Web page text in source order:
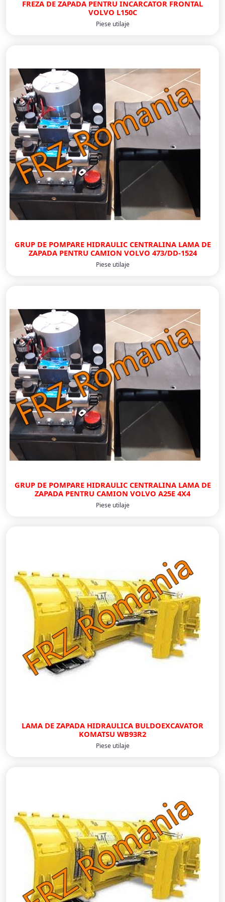
FREZA DE ZAPADA PENTRU INCARCATOR FRONTAL
VOLVO L150C
Piese utilaje
GRUP DE POMPARE HIDRAULIC CENTRALINA LAMA DE
ZAPADA PENTRU CAMION VOLVO 473/DD-1524
Piese utilaje
GRUP DE POMPARE HIDRAULIC CENTRALINA LAMA DE
ZAPADA PENTRU CAMION VOLVO A25E 4X4
Piese utilaje
LAMA DE ZAPADA HIDRAULICA BULDOEXCAVATOR
KOMATSU WB93R2
Piese utilaje